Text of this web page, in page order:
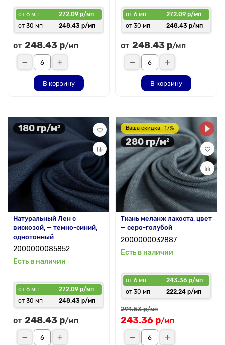
от 6 мп
272.09 р/мп
от 30 мп
248.43 р/мп
от 248.43 р/мп
В корзину
от 6 мп
272.09 р/мп
от 30 мп
248.43 р/мп
от 248.43 р/мп
В корзину
180 гр/м²
Натуральный Лен с
вискозой, — темно-синий,
однотонный
2000000085852
Есть в наличии
от 6 мп
272.09 р/мп
от 30 мп
248.43 р/мп
от 248.43 р/мп
Ваша скидка -17%
280 гр/м²
Ткань меланж лакоста, цвет
— серо-голубой
2000000032887
Есть в наличии
от 6 мп
243.36 р/мп
от 30 мп
222.24 р/мп
291.53 р/мп
243.36 р/мп